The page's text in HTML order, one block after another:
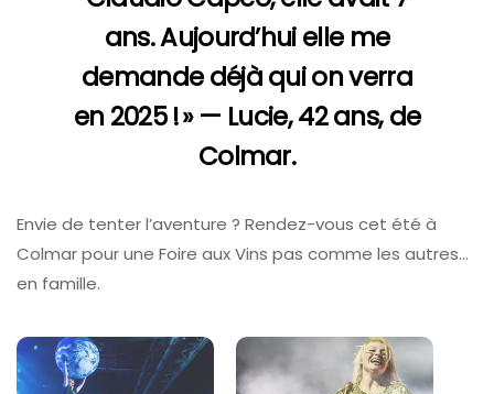
ans. Aujourd’hui elle me
demande déjà qui on verra
en 2025 ! » — Lucie, 42 ans, de
Colmar.
Envie de tenter l’aventure ? Rendez-vous cet été à
Colmar pour une Foire aux Vins pas comme les autres…
en famille.